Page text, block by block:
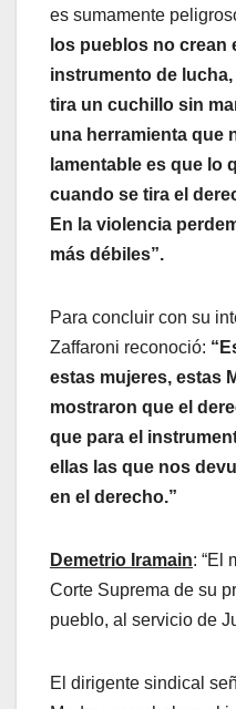
es sumamente
los pueblos no crean
instrumento de
tira un cuchillo sin
una herramienta que
lamentable es que lo
cuando se tira el
En la violencia
más débiles”.
Para concluir con su
Zaffaroni reconoció:
estas mujeres, estas
mostraron que el
que para el
ellas las que nos
en el derecho.”
Demetrio Iramain: “El
Corte Suprema de su
pueblo, al servicio de
El dirigente sindical